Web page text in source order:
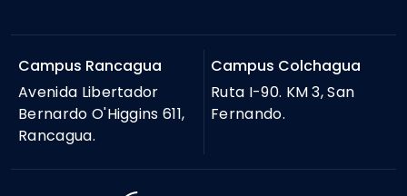
Campus Rancagua
Avenida Libertador
Bernardo O'Higgins 611,
Rancagua.
Campus Colchagua
Ruta I-90. KM 3, San
Fernando.